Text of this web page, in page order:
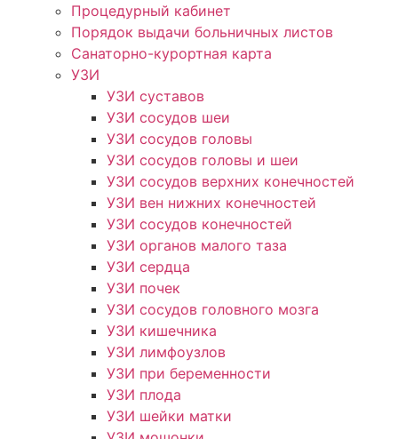
Процедурный кабинет
Порядок выдачи больничных листов
Санаторно-курортная карта
УЗИ
УЗИ суставов
УЗИ сосудов шеи
УЗИ сосудов головы
УЗИ сосудов головы и шеи
УЗИ сосудов верхних конечностей
УЗИ вен нижних конечностей
УЗИ сосудов конечностей
УЗИ органов малого таза
УЗИ сердца
УЗИ почек
УЗИ сосудов головного мозга
УЗИ кишечника
УЗИ лимфоузлов
УЗИ при беременности
УЗИ плода
УЗИ шейки матки